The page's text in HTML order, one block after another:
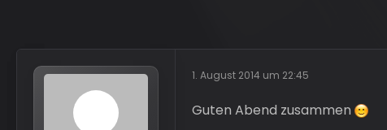
1. August 2014 um 22:45
Guten Abend zusammen